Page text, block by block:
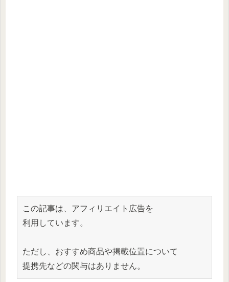
この記事は、アフィリエイト広告を
利用しています。
ただし、おすすめ商品や掲載位置について
提携先などの関与はありません。